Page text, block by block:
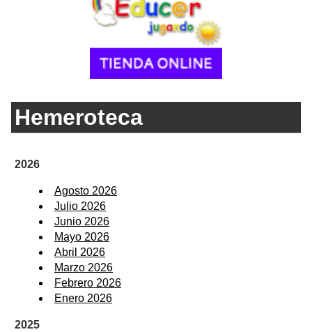
Hemeroteca
2026
Agosto 2026
Julio 2026
Junio 2026
Mayo 2026
Abril 2026
Marzo 2026
Febrero 2026
Enero 2026
2025